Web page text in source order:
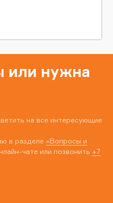
или нужна
на все интересующие
в разделе «Вопросы и
чате или позвонить +7